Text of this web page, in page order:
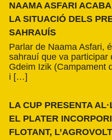
NAAMA ASFARI
LA SITUACIÓ DELS
SAHRAUÍS
Parlar de Naama Asfari,
sahrauí que va participar
Gdeim Izik (Campament
i […]
LA CUP PRESENTA
EL PLATER
FLOTANT,